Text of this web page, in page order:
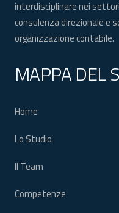
interdisciplinare nei
consulenza direzionale e
organizzazione contabile.
MAPPA DEL
Home
Lo Studio
Il Team
Competenze